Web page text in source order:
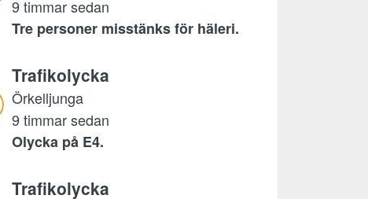
9 timmar sedan
Tre personer misstänks för häleri.
Trafikolycka
Örkelljunga
9 timmar sedan
Olycka på E4.
Trafikolycka